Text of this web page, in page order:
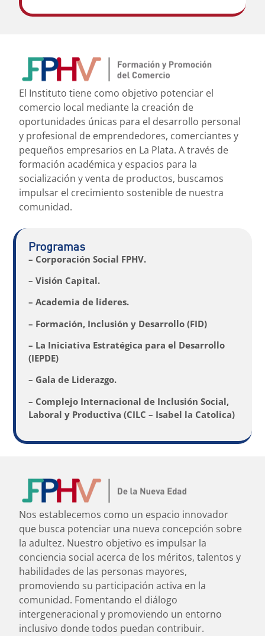
El Instituto tiene como objetivo potenciar el
comercio local mediante la creación de
oportunidades únicas para el desarrollo personal
y profesional de emprendedores, comerciantes y
pequeños empresarios en La Plata. A través de
formación académica y espacios para la
socialización y venta de productos, buscamos
impulsar el crecimiento sostenible de nuestra
comunidad.
Programas
– Corporación Social FPHV.
– Visión Capital.
– Academia de líderes.
– Formación, Inclusión y Desarrollo (FID)
– La Iniciativa Estratégica para el Desarrollo
(IEPDE)
– Gala de Liderazgo.
– Complejo Internacional de Inclusión Social,
Laboral y Productiva (CILC – Isabel la Catolica)
Nos establecemos como un espacio innovador
que busca potenciar una nueva concepción sobre
la adultez. Nuestro objetivo es impulsar la
conciencia social acerca de los méritos, talentos y
habilidades de las personas mayores,
promoviendo su participación activa en la
comunidad. Fomentando el diálogo
intergeneracional y promoviendo un entorno
inclusivo donde todos puedan contribuir.